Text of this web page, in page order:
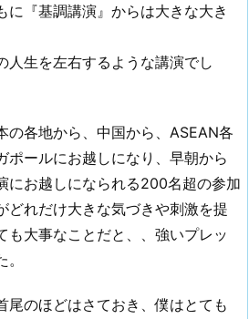
に『基調講演』からは大きな大き
人生を左右するような講演でし
の各地から、中国から、ASEAN各
ポールにお越しになり、早朝から
にお越しになられる200名超の参加
どれだけ大きな気づきや刺激を提
も大事なことだと、、強いプレッ
のほどはさておき、僕はとても